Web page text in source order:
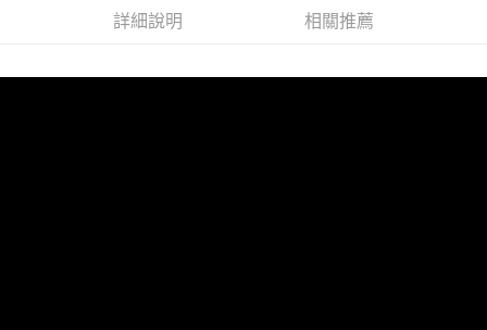
線上付款後全家取貨
7-11取貨付款
詳細說明 相關推薦